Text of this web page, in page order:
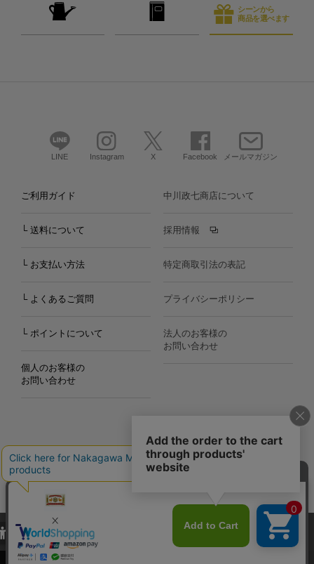
シーンから
商品を選べます
LINE Instagram X Facebook メールマガジン
ご利用ガイド
└ 送料について
└ お支払い方法
└ よくあるご質問
└ ポイントについて
個人のお客様の
お問い合わせ
中川政七商店について
採用情報
特定商取引法の表記
プライバシーポリシー
法人のお客様の
お問い合わせ
Copyright©2000
Nakagawa Masashichi Shoten All Rights Reserved.
当サイトでは、当サイト内における閲覧履歴・属性情報などの取得およ
び利便性向上のためにクッキー（Cookie）を使用いたします。詳細に
関しては「プライバシーポリシー